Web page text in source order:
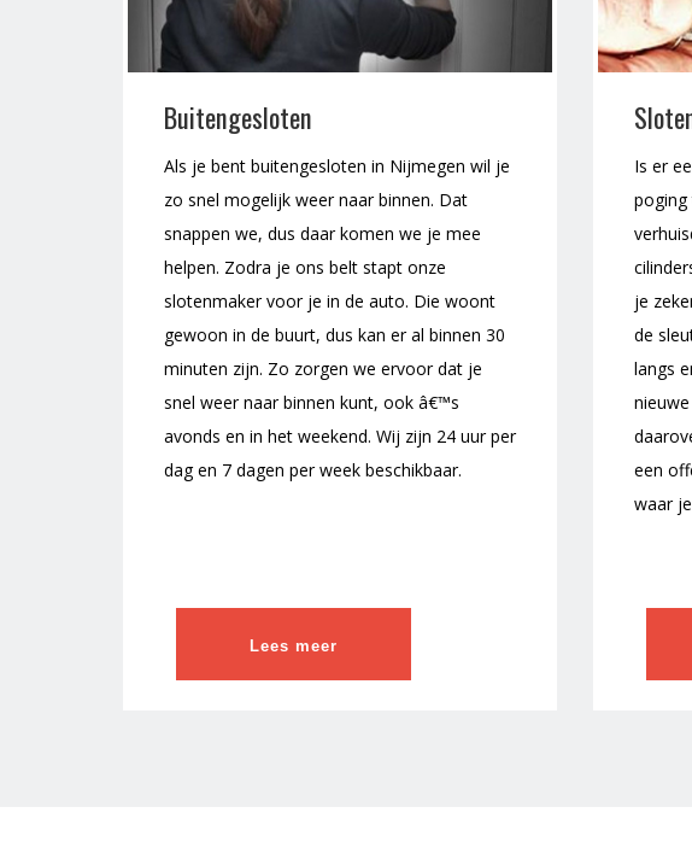
Buitengesloten
Als je bent buitengesloten in Nijmegen wil je
zo snel mogelijk weer naar binnen. Dat
snappen we, dus daar komen we je mee
helpen. Zodra je ons belt stapt onze
slotenmaker voor je in de auto. Die woont
gewoon in de buurt, dus kan er al binnen 30
minuten zijn. Zo zorgen we ervoor dat je
snel weer naar binnen kunt, ook â€™s
avonds en in het weekend. Wij zijn 24 uur per
dag en 7 dagen per week beschikbaar.
Lees meer
Is er
poging
je
de
langs
een
waar